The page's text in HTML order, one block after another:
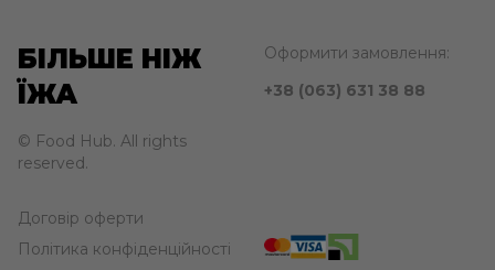
БІЛЬШЕ НІЖ
ЇЖА
© Food Hub. All rights
reserved.
Договір оферти
Політика конфіденційності
Оформити замовлення:
+38 (063) 631 38 88